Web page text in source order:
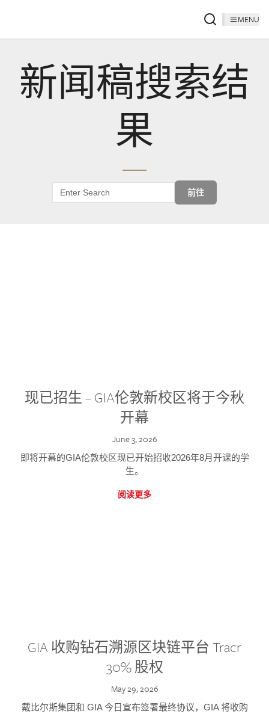
MENU
新闻稿搜索结
果
前往
现已招生 – GIA伦敦新校区将于今秋
开幕
June 3, 2026
即将开幕的GIA伦敦校区现已开始招收2026年8月开课的学
生。
阅读更多
GIA 收购钻石溯源区块链平台 Tracr
30% 股权
May 29, 2026
戴比尔斯集团和 GIA 今日宣布签署最终协议，GIA 将收购